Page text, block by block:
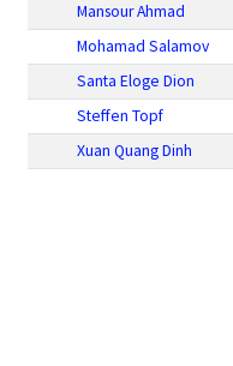
Mansour Ahmad
Mohamad Salamov
Santa Eloge Dion
Steffen Topf
Xuan Quang Dinh